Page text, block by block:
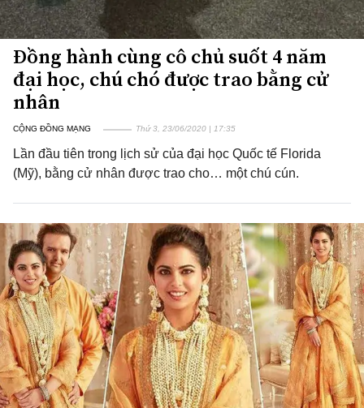
Đồng hành cùng cô chủ suốt 4 năm
đại học, chú chó được trao bằng cử
nhân
CỘNG ĐỒNG MẠNG Thứ 3, 23/06/2020 | 17:35
Lần đầu tiên trong lịch sử của đại học Quốc tế Florida
(Mỹ), bằng cử nhân được trao cho… một chú cún.